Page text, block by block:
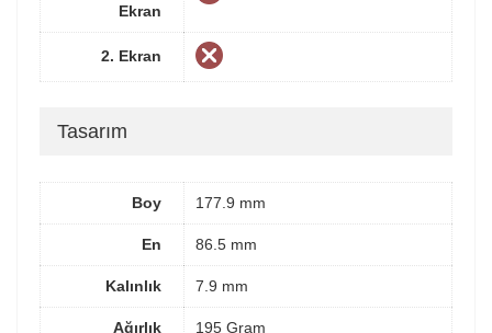
Ekran
2. Ekran
Tasarım
Boy 177.9 mm
En 86.5 mm
Kalınlık 7.9 mm
Ağırlık 195 Gram